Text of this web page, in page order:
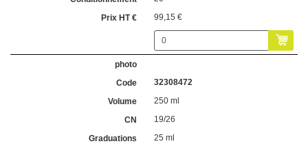
99,15 €
32308472
250 ml
19/26
25 ml